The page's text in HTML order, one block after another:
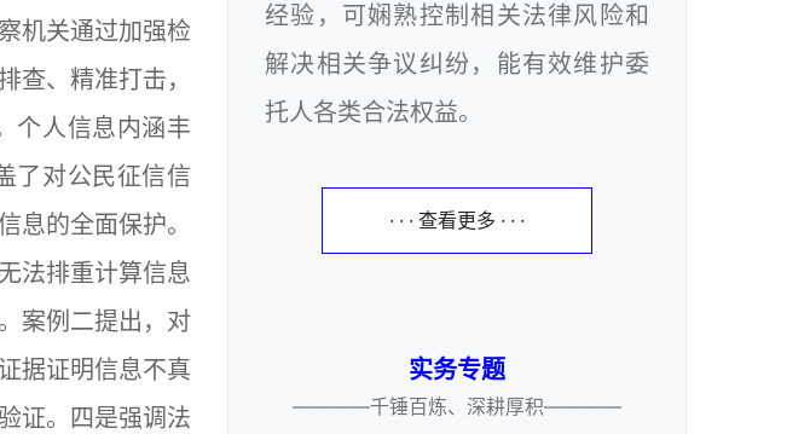
机关通过加强检
查、精准打击，
个人信息内涵丰
了对公民征信信
息的全面保护。
法排重计算信息
案例二提出，对
据证明信息不真
证。四是强调法
经验，可娴熟控制相关法律风险和
解决相关争议纠纷，能有效维护委
托人各类合法权益。
· · · 查看更多 · · ·
实务专题
————千锤百炼、深耕厚积————